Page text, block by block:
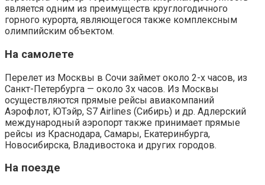
является одним из преимуществ круглогодичного
горного курорта, являющегося также комплексным
олимпийским объектом.
На самолете
Перелет из Москвы в Сочи займет около 2-х часов, из
Санкт-Петербурга — около 3х часов. Из Москвы
осуществляются прямые рейсы авиакомпаний
Аэрофлот, ЮТэйр, S7 Airlines (Сибирь) и др. Адлерский
международный аэропорт также принимает прямые
рейсы из Краснодара, Самары, Екатеринбурга,
Новосибирска, Владивостока и других городов.
На поезде